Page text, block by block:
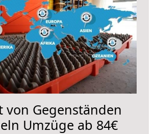
von Gegenständen
Umzüge ab 84€